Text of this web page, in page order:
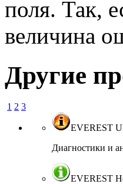
поля. Так,
величина
Другие
1 2 3
EVEREST
Диагностики и
EVEREST